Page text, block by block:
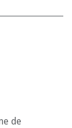
de